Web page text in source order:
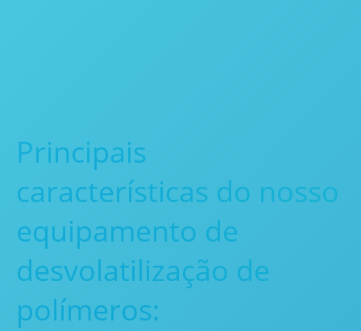
Principais
características do nosso
equipamento de
desvolatilização de
polímeros: